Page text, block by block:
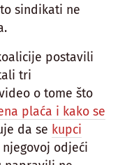
sindikati ne
postavili
tri
o tome što
plaća i kako se
da se kupci
njegovoj odjeći